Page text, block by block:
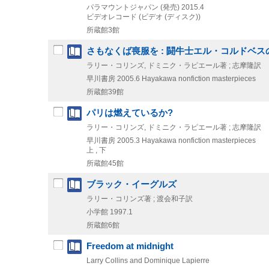
パラマウントジャパン (発売) 2015.4
ビデオレコード (ビデオ (ディスク))
所蔵館3館
さもなくば喪服を : 闘牛士エル・コルドベス
ラリー・コリンズ, ドミニク・ラピエール著 ; 志摩隆訳
早川書房 2005.6 Hayakawa nonfiction masterpieces
所蔵館39館
パリは燃えているか?
ラリー・コリンズ, ドミニク・ラピエール著 ; 志摩隆訳
早川書房 2005.3 Hayakawa nonfiction masterpieces
上 , 下
所蔵館45館
ブラック・イーグルズ
ラリー・コリンズ著 ; 渡会和子訳
小学館 1997.1
所蔵館6館
Freedom at midnight
Larry Collins and Dominique Lapierre